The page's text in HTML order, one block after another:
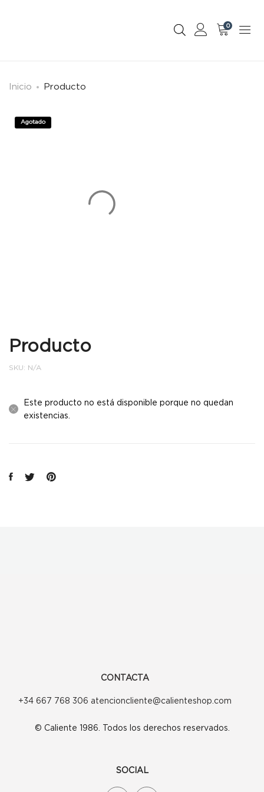
0
Inicio Producto
Agotado
Producto
SKU: N/A
Este producto no está disponible porque no quedan
existencias.
CONTACTA
+34 667 768 306 atencioncliente@calienteshop.com
© Caliente 1986. Todos los derechos reservados.
SOCIAL